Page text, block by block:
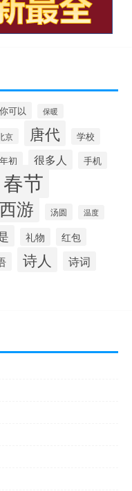
你可以 保暖
京 唐代 学校
年初 很多人 手机
春节
游 汤圆 温度
礼物 红包
诗人 诗词